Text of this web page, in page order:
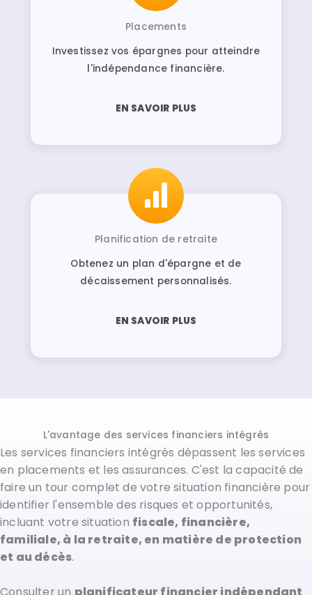
Placements
Investissez vos épargnes pour atteindre
l'indépendance financière.
EN SAVOIR PLUS
Planification de retraite
Obtenez un plan d'épargne et de
décaissement personnalisés.
EN SAVOIR PLUS
L'avantage des services financiers intégrés
Les services financiers intégrés dépassent les services
en placements et les assurances. C'est la capacité de
faire un tour complet de votre situation financière pour
identifier l'ensemble des risques et opportunités,
incluant votre situation fiscale, financière,
familiale, à la retraite, en matière de protection
et au décès.